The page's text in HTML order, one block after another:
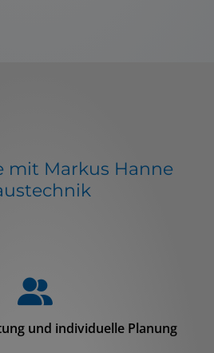
mit Markus Hanne
und individuelle Planung